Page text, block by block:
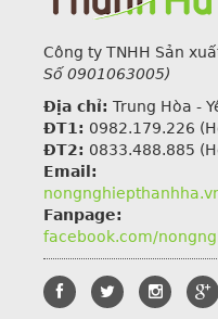
Công ty TNHH Sản
Số 0901063005)
Địa chỉ: Trung Hòa -
ĐT1: 0982.179.226
ĐT2: 0833.488.885
Email:
Fanpage:
facebook.com/